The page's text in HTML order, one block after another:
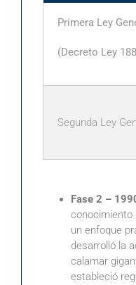
Primera Ley
(Decreto Ley
Segunda Ley
Fase 2 –
conocimiento
un enfoque
desarrolló la
calamar
estableció